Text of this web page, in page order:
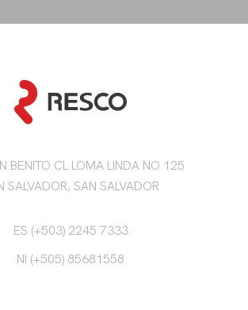
BENITO CL LOMA LINDA NO 125
SALVADOR, SAN SALVADOR
ES (+503) 2245 7333
NI (+505) 85681558